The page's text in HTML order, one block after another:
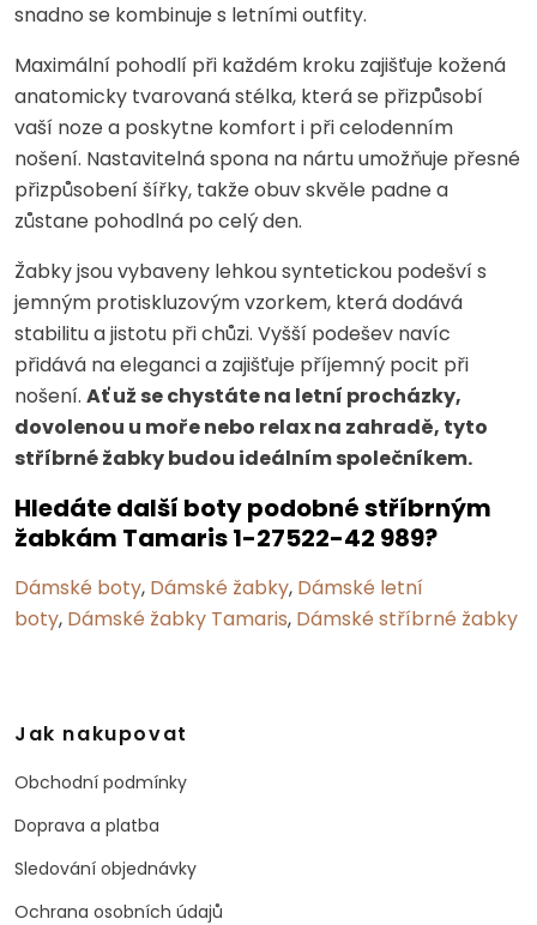
snadno se kombinuje s letními outfity.
Maximální pohodlí při každém kroku zajišťuje kožená
anatomicky tvarovaná stélka, která se přizpůsobí
vaší noze a poskytne komfort i při celodenním
nošení. Nastavitelná spona na nártu umožňuje přesné
přizpůsobení šířky, takže obuv skvěle padne a
zůstane pohodlná po celý den.
Žabky jsou vybaveny lehkou syntetickou podešví s
jemným protiskluzovým vzorkem, která dodává
stabilitu a jistotu při chůzi. Vyšší podešev navíc
přidává na eleganci a zajišťuje příjemný pocit při
nošení. Ať už se chystáte na letní procházky,
dovolenou u moře nebo relax na zahradě, tyto
stříbrné žabky budou ideálním společníkem.
Hledáte další boty podobné stříbrným
žabkám Tamaris 1-27522-42 989?
Dámské boty, Dámské žabky, Dámské letní
boty, Dámské žabky Tamaris, Dámské stříbrné žabky
Jak nakupovat
Obchodní podmínky
Doprava a platba
Sledování objednávky
Ochrana osobních údajů